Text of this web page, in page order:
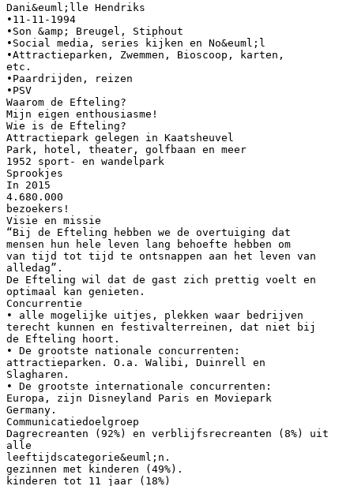
Dani&euml;lle Hendriks
•11-11-1994
•Son &amp; Breugel, Stiphout
•Social media, series kijken en No&euml;l
•Attractieparken, Zwemmen, Bioscoop, karten,
etc.
•Paardrijden, reizen
•PSV
Waarom de Efteling?
Mijn eigen enthousiasme!
Wie is de Efteling?
Attractiepark gelegen in Kaatsheuvel
Park, hotel, theater, golfbaan en meer
1952 sport- en wandelpark
Sprookjes
In 2015
4.680.000
bezoekers!
Visie en missie
“Bij de Efteling hebben we de overtuiging dat
mensen hun hele leven lang behoefte hebben om
van tijd tot tijd te ontsnappen aan het leven van
alledag”.
De Efteling wil dat de gast zich prettig voelt en
optimaal kan genieten.
Concurrentie
• alle mogelijke uitjes, plekken waar bedrijven
terecht kunnen en festivalterreinen, dat niet bij
de Efteling hoort.
• De grootste nationale concurrenten:
attractieparken. O.a. Walibi, Duinrell en
Slagharen.
• De grootste internationale concurrenten:
Europa, zijn Disneyland Paris en Moviepark
Germany.
Communicatiedoelgroep
Dagrecreanten (92%) en verblijfsrecreanten (8%) uit
alle
leeftijdscategorie&euml;n.
gezinnen met kinderen (49%).
kinderen tot 11 jaar (18%)